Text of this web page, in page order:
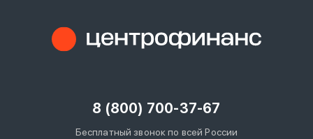
8 (800) 700-37-67
Бесплатный звонок по всей России